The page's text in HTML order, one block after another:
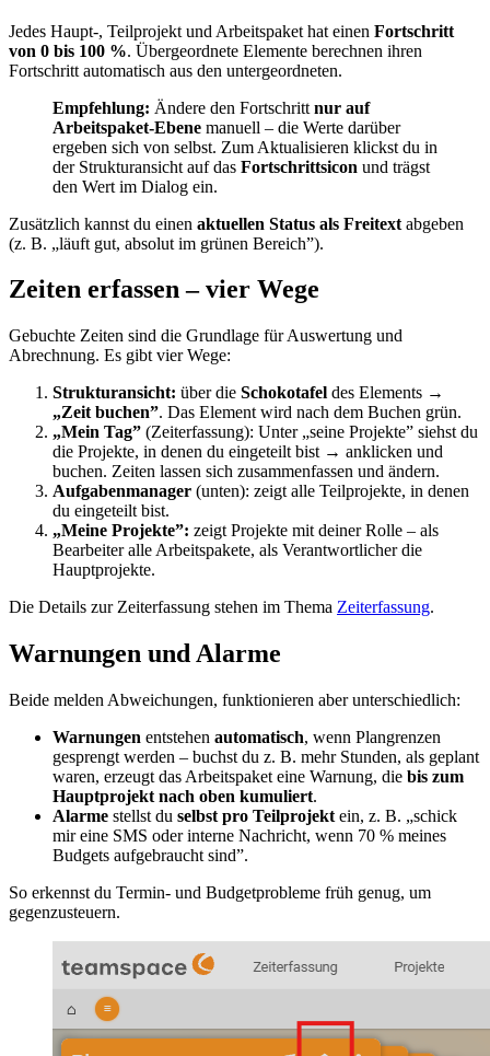
Jedes Haupt-, Teilprojekt und Arbeitspaket hat einen Fortschritt
von 0 bis 100 %. Übergeordnete Elemente berechnen ihren
Fortschritt automatisch aus den untergeordneten.
Empfehlung: Ändere den Fortschritt nur auf
Arbeitspaket-Ebene manuell – die Werte darüber
ergeben sich von selbst. Zum Aktualisieren klickst du in
der Strukturansicht auf das Fortschrittsicon und trägst
den Wert im Dialog ein.
Zusätzlich kannst du einen aktuellen Status als Freitext abgeben
(z. B. „läuft gut, absolut im grünen Bereich”).
Zeiten erfassen – vier Wege
Gebuchte Zeiten sind die Grundlage für Auswertung und
Abrechnung. Es gibt vier Wege:
Strukturansicht: über die Schokotafel des Elements →
„Zeit buchen”. Das Element wird nach dem Buchen grün.
„Mein Tag” (Zeiterfassung): Unter „seine Projekte” siehst du
die Projekte, in denen du eingeteilt bist → anklicken und
buchen. Zeiten lassen sich zusammenfassen und ändern.
Aufgabenmanager (unten): zeigt alle Teilprojekte, in denen
du eingeteilt bist.
„Meine Projekte”: zeigt Projekte mit deiner Rolle – als
Bearbeiter alle Arbeitspakete, als Verantwortlicher die
Hauptprojekte.
Die Details zur Zeiterfassung stehen im Thema Zeiterfassung.
Warnungen und Alarme
Beide melden Abweichungen, funktionieren aber unterschiedlich:
Warnungen entstehen automatisch, wenn Plangrenzen
gesprengt werden – buchst du z. B. mehr Stunden, als geplant
waren, erzeugt das Arbeitspaket eine Warnung, die bis zum
Hauptprojekt nach oben kumuliert.
Alarme stellst du selbst pro Teilprojekt ein, z. B. „schick
mir eine SMS oder interne Nachricht, wenn 70 % meines
Budgets aufgebraucht sind”.
So erkennst du Termin- und Budgetprobleme früh genug, um
gegenzusteuern.